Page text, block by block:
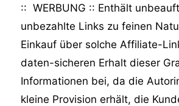
:: WERBUNG :: Enthält
unbezahlte Links zu feinen
Einkauf über solche Affiliate-
daten-sicheren Erhalt dieser
Informationen bei, da die
kleine Provision erhält, die